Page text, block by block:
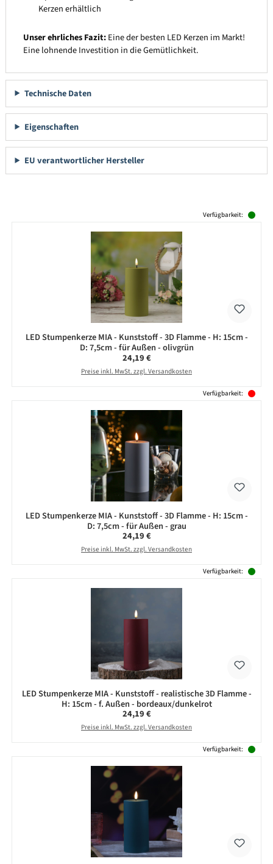
Kerzen erhältlich
Unser ehrliches Fazit:Eine der besten LED Kerzen im Markt!
Eine lohnende Investition in die Gemütlichkeit.
Technische Daten
Eigenschaften
EU verantwortlicher Hersteller
Verfügbarkeit:
LED Stumpenkerze MIA - Kunststoff - 3D Flamme - H: 15cm -
D: 7,5cm - für Außen - olivgrün
Regulärer Preis:
24,19 €
Preise inkl. MwSt. zzgl. Versandkosten
Verfügbarkeit:
LED Stumpenkerze MIA - Kunststoff - 3D Flamme - H: 15cm -
D: 7,5cm - für Außen - grau
Regulärer Preis:
24,19 €
Preise inkl. MwSt. zzgl. Versandkosten
Verfügbarkeit:
LED Stumpenkerze MIA - Kunststoff - realistische 3D Flamme -
H: 15cm - f. Außen - bordeaux/dunkelrot
Regulärer Preis:
24,19 €
Preise inkl. MwSt. zzgl. Versandkosten
Verfügbarkeit: